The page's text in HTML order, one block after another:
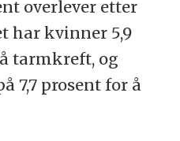
overlever etter
har kvinner 5,9
tarmkreft, og
7,7 prosent for å